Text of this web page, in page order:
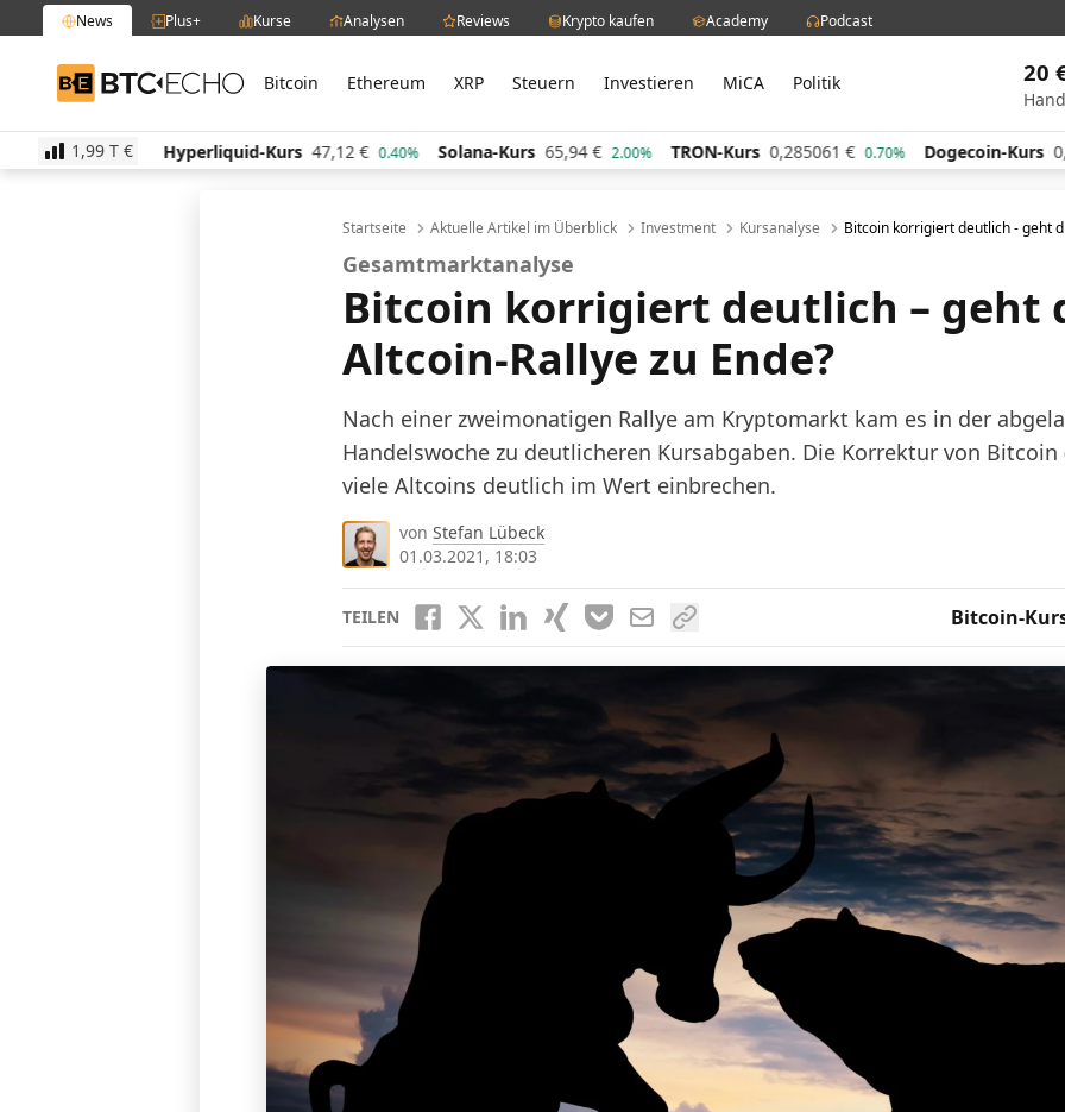
News Plus+ Kurse Analysen Reviews Krypto kaufen Academy Podcast
BTC-ECHO Bitcoin Ethereum XRP Steuern Investieren MiCA Politik 20
1,99 T €
€ 1.30% Hyperliquid-Kurs 47,12 € 0.40% Solana-Kurs 65,94 € 2.00% TRON-Kurs 0,285061 € 0.70% Dogecoin-Kurs
Startseite Aktuelle Artikel im Überblick Investment Kursanalyse Bitcoin korrigiert deutlich - geht
Gesamtmarktanalyse
Bitcoin korrigiert deutlich – geht
Altcoin-Rallye zu Ende?
Nach einer zweimonatigen Rallye am Kryptomarkt kam es in der
Handelswoche zu deutlicheren Kursabgaben. Die Korrektur von Bitcoin
viele Altcoins deutlich im Wert einbrechen.
von Stefan Lübeck
01.03.2021, 18:03
TEILEN Bitcoin-